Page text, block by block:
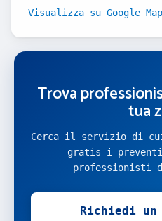
Visualizza su Google
Trova
tua
Cerca il servizio di
gratis i
professionisti
Richiedi un